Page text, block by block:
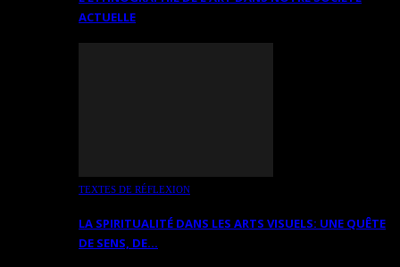
ACTUELLE
TEXTES DE RÉFLEXION
LA SPIRITUALITÉ DANS LES ARTS VISUELS: UNE QUÊTE
DE SENS, DE…